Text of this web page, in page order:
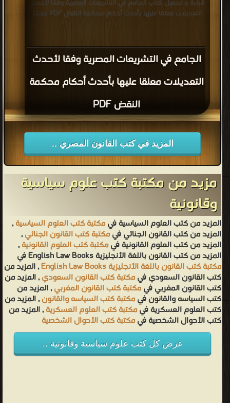
الجامع في التشريعات المصرية وفقا لأحدث
التعديلات معلقا عليها بأحدث أحكام محكمة
النقض PDF
قراءة و تحميل كتاب الجامع في التشريعات المصرية وفقا لأحدث
التعديلات معلقا عليها بأحدث أحكام محكمة النقض PDF مجانا
المزيد في كتب القانون المصري ..
مزيد من مكتبة كتب علوم سياسية
وقانونية
المزيد من كتب العلوم السياسية فيمكتبة كتب العلوم السياسية,
المزيد من كتب القانون الجنائي فيمكتبة كتب القانون الجنائي,
المزيد من كتب العلوم القانونية فيمكتبة كتب العلوم القانونية,
المزيد من كتب القانون باللغة الأنجليزية English Law Books في
مكتبة كتب القانون باللغة الأنجليزية English Law Books , المزيد من
كتب القانون السعودي فيمكتبة كتب القانون السعودي, المزيد من
كتب القانون المغربي فيمكتبة كتب القانون المغربي, المزيد من
كتب السياسه والقانون فيمكتبة كتب السياسه والقانون, المزيد من
كتب العلوم العسكرية فيمكتبة كتب العلوم العسكرية, المزيد من
كتب الأحوال الشخصية فيمكتبة كتب الأحوال الشخصية
عرض كل كتب علوم سياسية وقانونية ..